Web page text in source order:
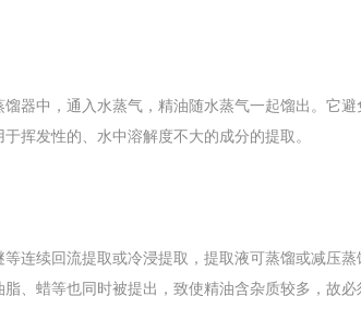
器中，通入水蒸气，精油随水蒸气一起馏出。它
挥发性的、水中溶解度不大的成分的提取。
连续回流提取或冷浸提取，提取液可蒸馏或减压
、蜡等也同时被提出，致使精油含杂质较多，故必